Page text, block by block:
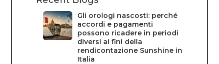
Gli orologi nascosti: perché
accordi e pagamenti
possono ricadere in periodi
diversi ai fini della
rendicontazione Sunshine in
Italia